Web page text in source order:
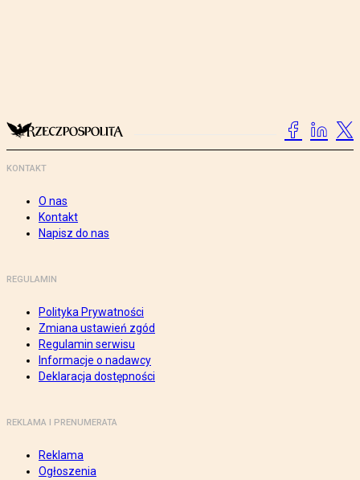
KONTAKT
O nas
Kontakt
Napisz do nas
REGULAMIN
Polityka Prywatności
Zmiana ustawień zgód
Regulamin serwisu
Informacje o nadawcy
Deklaracja dostępności
REKLAMA I PRENUMERATA
Reklama
Ogłoszenia